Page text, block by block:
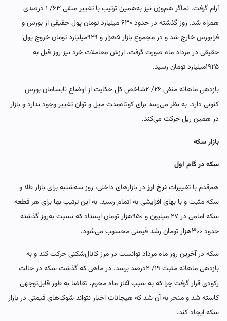
آرام گرفت. نماگر هم‌‌‌وزن نیز به‌همین ترتیب با تغییر منفی ۶۳/ ۱ درصدی
همراه شد. روز گذشته در حدود ۶۳۰ میلیارد تومان پول حقیقی از بورس و
فرابورس خارج شد و در مجموع بازار ۵‌هزار و ۹۲۹میلیارد تومان خروج پول
حقیقی در مرداد ماه صورت گرفت. ارزش معاملات خرد نیز روز قبل به
۱۹۲۵میلیارد تومان رسید.
بازدهی ماهانه منفی ۲۶/ ۲شاخص کل حکایت از اوضاع نابسامان بورس
کنونی دارد. به نظر می‌رسد برای کوتاه‌مدت میل و توان تغییر وجود ندارد و بازار
در همین ریل حرکت می‌کند.
بازار سکه
سکه در گام اول
هم‌‌‌قدم با تغییراتنرخ ارزدر بازارهای داخلی، روز سه‌‌‌شنبه برای بازار طلا و
سکه مثبت و با بهای افزایشی به اتمام رسید. به این ترتیب بها برای هر قطعه
سکه امامی در ۲۷ میلیون و ۹۵۰‌هزار تومان ایستاد که نسبت به‌روز گذشته
حدود ۳۰۰‌هزار تومان رشد قیمتی محسوب می‌شود.
سکه در آخرین روز ماه مرداد توانست در مرز کانال‌شکنی حرکت کند و به
بازدهی ماهانه مثبت ۱۹/ ۲‌درصد برسد. در ماهی که گذشت سکه در حالت
رکودی قرار گرفت چرا که به سبب آغاز ماه محرم، تقاضا به طور قابل‌توجهی
کاسته شد و منجر به آن شد که هیجانات اخبار نتواند شوک‌‌‌های قیمتی در بازار
سکه ایجاد کند.